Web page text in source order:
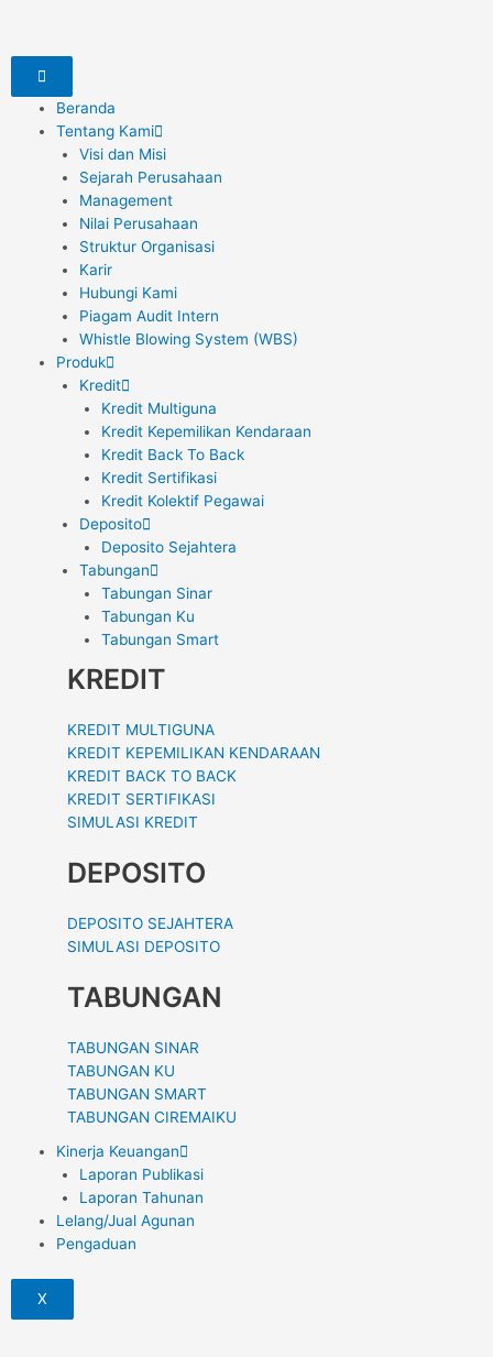
content
Beranda
Tentang Kami
Visi dan Misi
Sejarah Perusahaan
Management
Nilai Perusahaan
Struktur Organisasi
Karir
Hubungi Kami
Piagam Audit Intern
Whistle Blowing System (WBS)
Produk
Kredit
Kredit Multiguna
Kredit Kepemilikan Kendaraan
Kredit Back To Back
Kredit Sertifikasi
Kredit Kolektif Pegawai
Deposito
Deposito Sejahtera
Tabungan
Tabungan Sinar
Tabungan Ku
Tabungan Smart
KREDIT
KREDIT MULTIGUNA
KREDIT KEPEMILIKAN KENDARAAN
KREDIT BACK TO BACK
KREDIT SERTIFIKASI
SIMULASI KREDIT
DEPOSITO
DEPOSITO SEJAHTERA
SIMULASI DEPOSITO
TABUNGAN
TABUNGAN SINAR
TABUNGAN KU
TABUNGAN SMART
TABUNGAN CIREMAIKU
Kinerja Keuangan
Laporan Publikasi
Laporan Tahunan
Lelang/Jual Agunan
Pengaduan
X